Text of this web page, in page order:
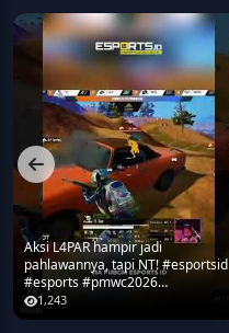
Aksi L4PAR hampir jadi
pahlawannya, tapi NT! #esportsid
#esports #pmwc2026
#pubgmobile #teamrrq
1,243